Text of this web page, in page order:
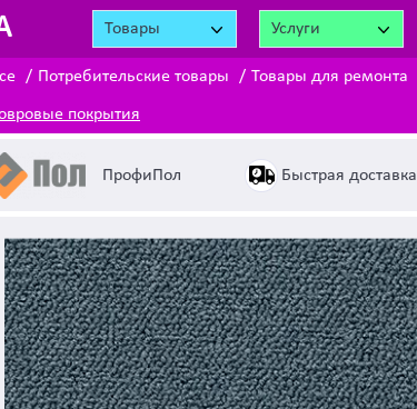
Товары Услуги
Потребительские товары Товары для ремонта
покрытия
ПрофиПол Быстрая доставка